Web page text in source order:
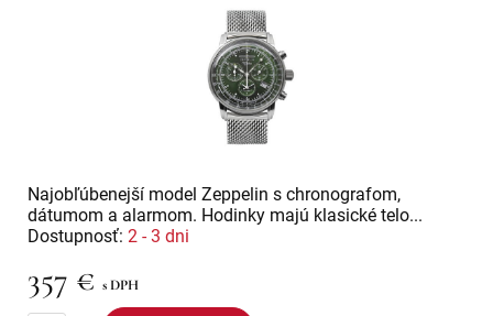
Najobľúbenejší model Zeppelin s chronografom,
dátumom a alarmom. Hodinky majú klasické telo...
Dostupnosť: 2 - 3 dni
357 € s DPH